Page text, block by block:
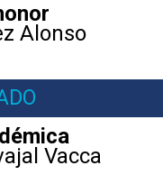
Alonso
Vacca